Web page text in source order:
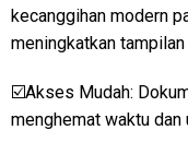
kecanggihan modern
meningkatkan
☑️Akses Mudah:
menghemat waktu dan